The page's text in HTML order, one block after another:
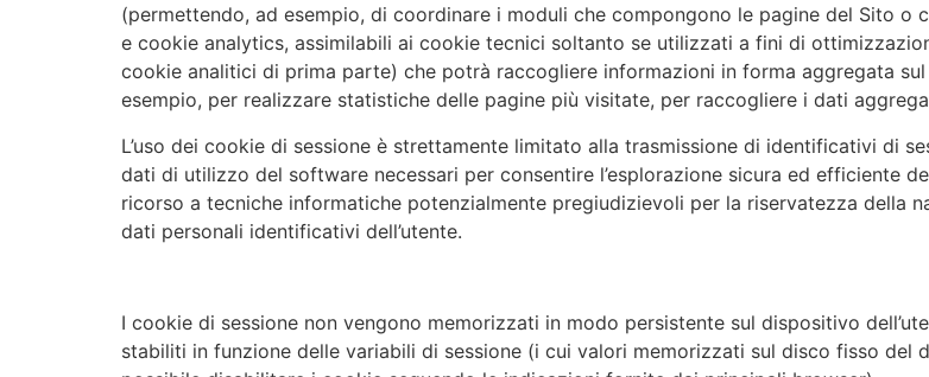
(permettendo, ad esempio, di coordinare i moduli che compongono le pagine del Sito o
e cookie analytics, assimilabili ai cookie tecnici soltanto se utilizzati a fini di
cookie analitici di prima parte) che potrà raccogliere informazioni in forma aggregata
esempio, per realizzare statistiche delle pagine più visitate, per raccogliere i dati
L’uso dei cookie di sessione è strettamente limitato alla trasmissione di identificativi di
dati di utilizzo del software necessari per consentire l’esplorazione sicura ed efficiente
ricorso a tecniche informatiche potenzialmente pregiudizievoli per la riservatezza della
dati personali identificativi dell’utente.
I cookie di sessione non vengono memorizzati in modo persistente sul dispositivo
stabiliti in funzione delle variabili di sessione (i cui valori memorizzati sul disco fisso del